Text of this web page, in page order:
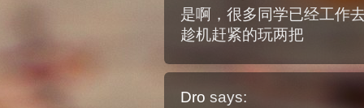
是啊，很多同学已经工作
趁机赶紧的玩两把
Dro says: